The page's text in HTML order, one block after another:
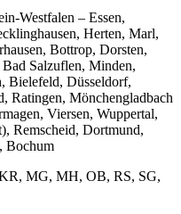
Westfalen – Essen,
Herten, Marl,
Bottrop, Dorsten,
Salzuflen, Minden,
Bielefeld, Düsseldorf,
Ratingen, Mönchengladbach
Viersen, Wuppertal,
Remscheid, Dortmund,
Bochum
MG, MH, OB, RS, SG,